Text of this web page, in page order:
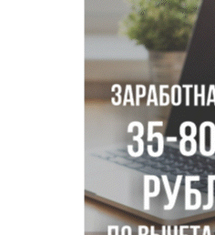
Трех туберкулезников под
больницу Новосибирской
В Новосибирске курьер на
Условный срок получил
мошенничество на 3,5